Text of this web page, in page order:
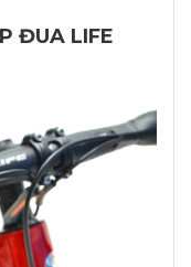
ĐUA LIFE